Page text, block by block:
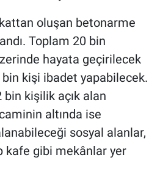
oluşan betonarme
Toplam 20 bin
hayata geçirilecek
bin kişi ibadet yapabilecek.
bin kişilik açık alan
altında ise
sosyal alanlar,
kafe gibi mekânlar yer